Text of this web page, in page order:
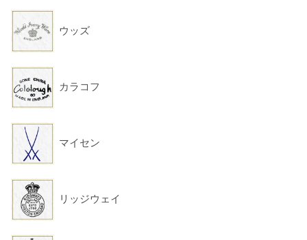
ウッズ
カラコフ
マイセン
リッジウェイ